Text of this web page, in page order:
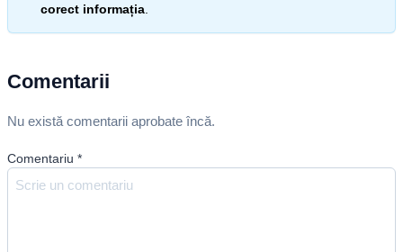
corect informația
Comentarii
Nu există comentarii aprobate încă.
Comentariu *